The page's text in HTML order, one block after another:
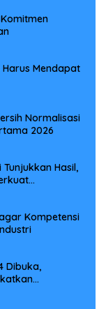
Mendapat
Normalisasi
2026
Hasil,
Kompetensi
Dibuka,